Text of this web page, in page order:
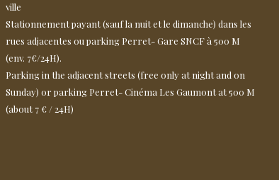
ville
Stationnement payant (sauf la nuit et le dimanche) dans les
rues adjacentes ou parking Perret- Gare SNCF à 500 M
(env. 7€/24H).
Parking in the adjacent streets (free only at night and on
Sunday) or parking Perret- Cinéma Les Gaumont at 500 M
(about 7 € / 24H)